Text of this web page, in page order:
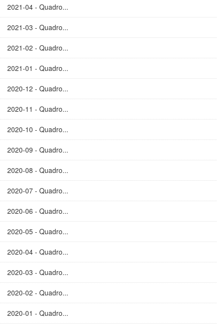
2021-04 - Quadro...
2021-03 - Quadro...
2021-02 - Quadro...
2021-01 - Quadro...
2020-12 - Quadro...
2020-11 - Quadro...
2020-10 - Quadro...
2020-09 - Quadro...
2020-08 - Quadro...
2020-07 - Quadro...
2020-06 - Quadro...
2020-05 - Quadro...
2020-04 - Quadro...
2020-03 - Quadro...
2020-02 - Quadro...
2020-01 - Quadro...